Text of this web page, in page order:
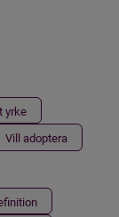
yrke
Vill adoptera